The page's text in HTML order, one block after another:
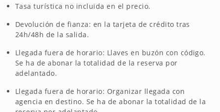
Tasa turística no incluida en el precio.
Devolución de fianza: en la tarjeta de crédito tras
24h/48h de la salida.
Llegada fuera de horario: Llaves en buzón con código.
Se ha de abonar la totalidad de la reserva por
adelantado.
Llegada fuera de horario: Organizar llegada con
agencia en destino. Se ha de abonar la totalidad de la